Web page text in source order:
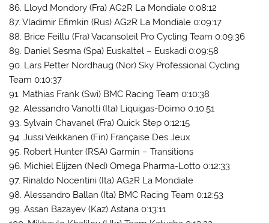
86. Lloyd Mondory (Fra) AG2R La Mondiale 0:08:12
87. Vladimir Efimkin (Rus) AG2R La Mondiale 0:09:17
88. Brice Feillu (Fra) Vacansoleil Pro Cycling Team 0:09:36
89. Daniel Sesma (Spa) Euskaltel – Euskadi 0:09:58
90. Lars Petter Nordhaug (Nor) Sky Professional Cycling
Team 0:10:37
91. Mathias Frank (Swi) BMC Racing Team 0:10:38
92. Alessandro Vanotti (Ita) Liquigas-Doimo 0:10:51
93. Sylvain Chavanel (Fra) Quick Step 0:12:15
94. Jussi Veikkanen (Fin) Française Des Jeux
95. Robert Hunter (RSA) Garmin – Transitions
96. Michiel Elijzen (Ned) Omega Pharma-Lotto 0:12:33
97. Rinaldo Nocentini (Ita) AG2R La Mondiale
98. Alessandro Ballan (Ita) BMC Racing Team 0:12:53
99. Assan Bazayev (Kaz) Astana 0:13:11